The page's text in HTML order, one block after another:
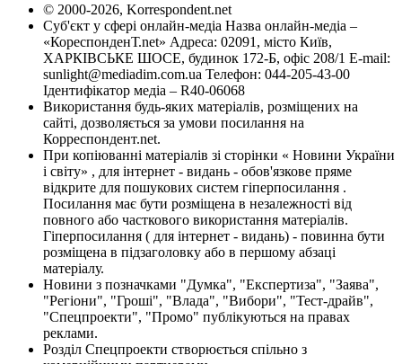
© 2000-2026, Korrespondent.net
Суб'єкт у сфері онлайн-медіа Назва онлайн-медіа –
«КореспонденТ.net» Адреса: 02091, місто Київ,
ХАРКІВСЬКЕ ШОСЕ, будинок 172-Б, офіс 208/1 E-mail:
sunlight@mediadim.com.ua Телефон: 044-205-43-00
Ідентифікатор медіа – R40-06068
Використання будь-яких матеріалів, розміщених на
сайті, дозволяється за умови посилання на
Корреспондент.net.
При копіюванні матеріалів зі сторінки « Новини України
і світу» , для інтернет - видань - обов'язкове пряме
відкрите для пошукових систем гіперпосилання .
Посилання має бути розміщена в незалежності від
повного або часткового використання матеріалів.
Гіперпосилання ( для інтернет - видань) - повинна бути
розміщена в підзаголовку або в першому абзаці
матеріалу.
Новини з позначками "Думка", "Експертиза", "Заява",
"Регіони", "Гроші", "Влада", "Вибори", "Тест-драйв",
"Спецпроекти", "Промо" публікуються на правах
реклами.
Розділ Спецпроекти створюється спільно з